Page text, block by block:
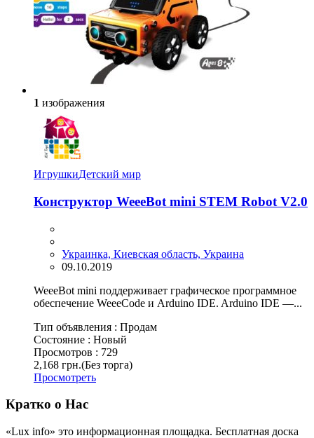
1 изображения
ИгрушкиДетский мир
Конструктор WeeeBot mini STEM Robot V2.0
Украинка, Киевская область, Украина
09.10.2019
WeeeBot mini поддерживает графическое программное
обеспечение WeeeCode и Arduino IDE. Arduino IDE —...
Тип объявления : Продам
Состояние : Новый
Просмотров : 729
2,168 грн.(Без торга)
Просмотреть
Кратко о Нас
«Lux info» это информационная площадка. Бесплатная доска